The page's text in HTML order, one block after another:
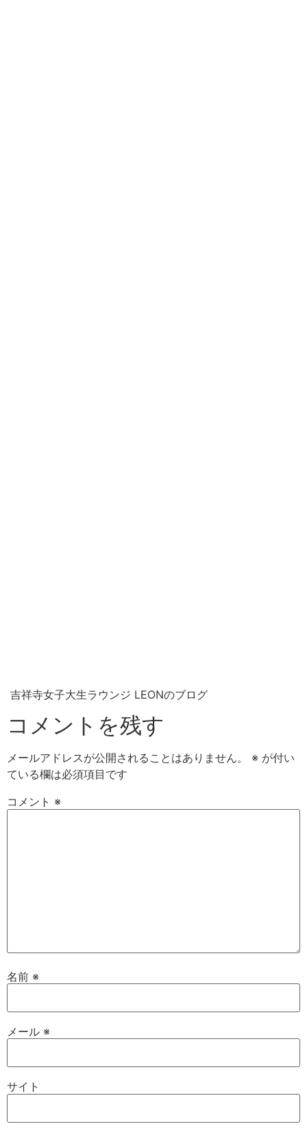
吉祥寺女子大生ラウンジ LEONのブログ
コメントを残す
メールアドレスが公開されることはありません。 ※ が付い
ている欄は必須項目です
コメント ※
名前 ※
メール ※
サイト